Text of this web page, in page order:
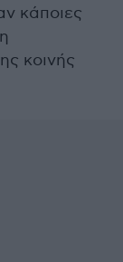
κάποιες
κοινής